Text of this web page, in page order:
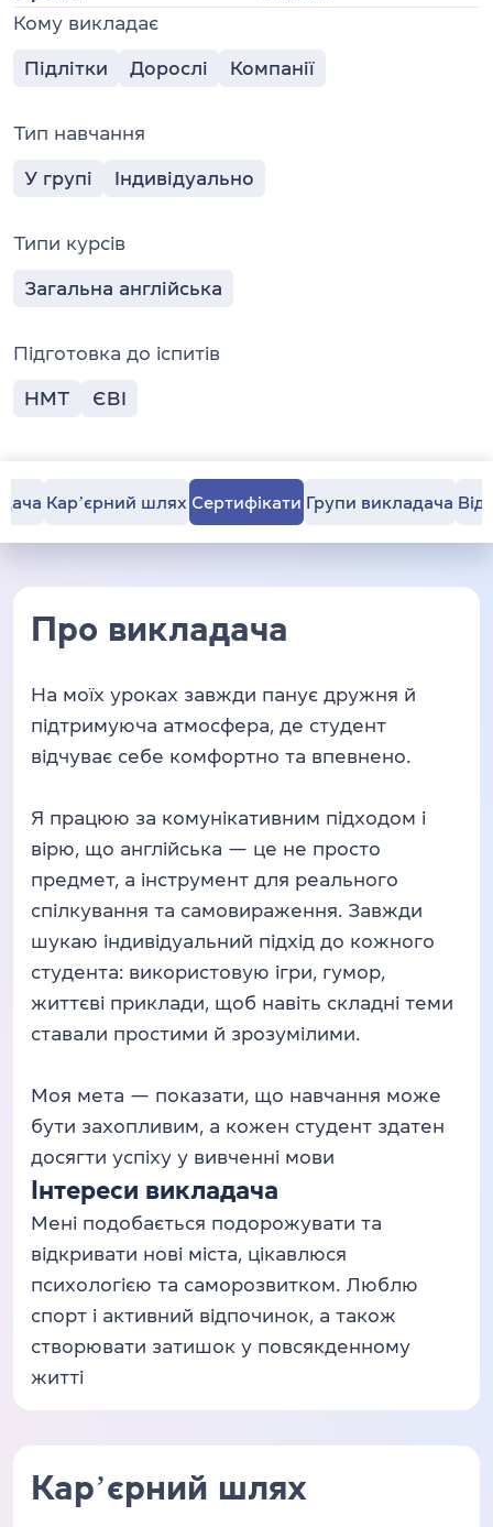
Кому викладає
Підлітки Дорослі Компанії
Тип навчання
У групі Індивідуально
Типи курсів
Загальна англійська
Підготовка до іспитів
НМТ ЄВІ
Карʼєрний шлях Сертифікати Групи викладача
Про викладача
На моїх уроках завжди панує дружня й
підтримуюча атмосфера, де студент
відчуває себе комфортно та впевнено.
Я працюю за комунікативним підходом і
вірю, що англійська — це не просто
предмет, а інструмент для реального
спілкування та самовираження. Завжди
шукаю індивідуальний підхід до кожного
студента: використовую ігри, гумор,
життєві приклади, щоб навіть складні теми
ставали простими й зрозумілими.
Моя мета — показати, що навчання може
бути захопливим, а кожен студент здатен
досягти успіху у вивченні мови
Інтереси викладача
Мені подобається подорожувати та
відкривати нові міста, цікавлюся
психологією та саморозвитком. Люблю
спорт і активний відпочинок, а також
створювати затишок у повсякденному
житті
Карʼєрний шлях